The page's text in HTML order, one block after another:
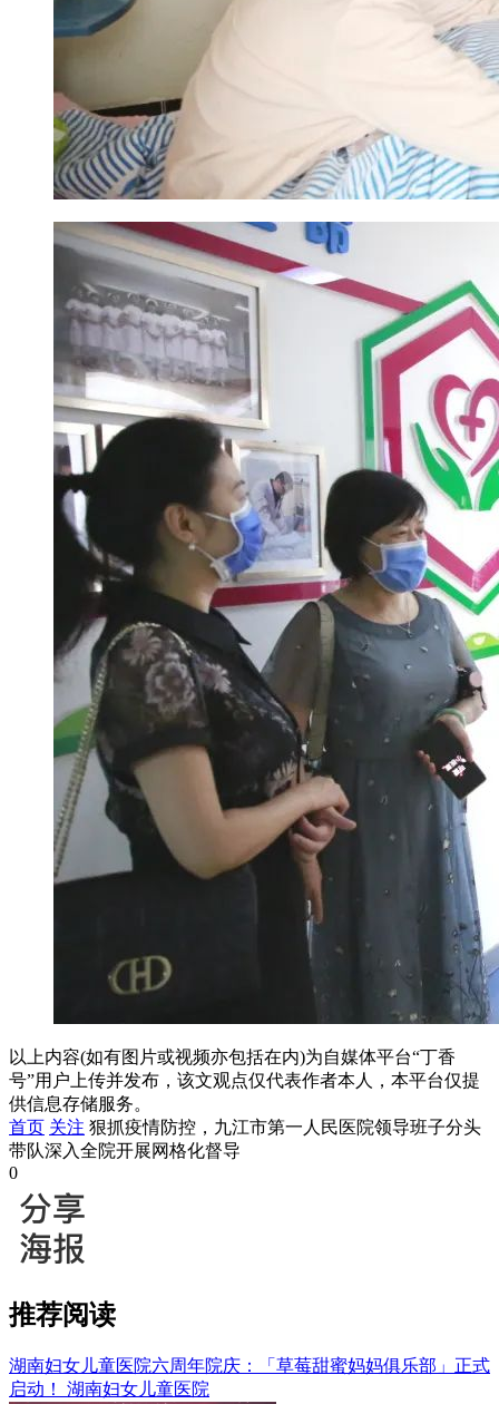
以上内容(如有图片或视频亦包括在内)为自媒体平台“丁香
号”用户上传并发布，该文观点仅代表作者本人，本平台仅提
供信息存储服务。
首页 关注 狠抓疫情防控，九江市第一人民医院领导班子分头
带队深入全院开展网格化督导
0
推荐阅读
湖南妇女儿童医院六周年院庆：「草莓甜蜜妈妈俱乐部」正式
启动！ 湖南妇女儿童医院